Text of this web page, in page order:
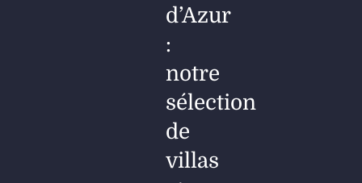
d’Azur
:
notre
sélection
de
villas